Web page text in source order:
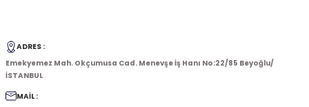
ADRES :
Emekyemez Mah. Okçumusa Cad. Menevşe İş Hanı No:22/85 Beyoğlu/
İSTANBUL
MAİL :